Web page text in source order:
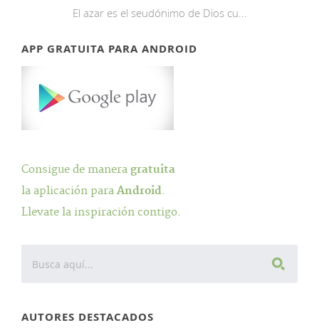
El azar es el seudónimo de Dios cu...
APP GRATUITA PARA ANDROID
Consigue de manera gratuita
la aplicación para Android.
Llevate la inspiración contigo.
AUTORES DESTACADOS